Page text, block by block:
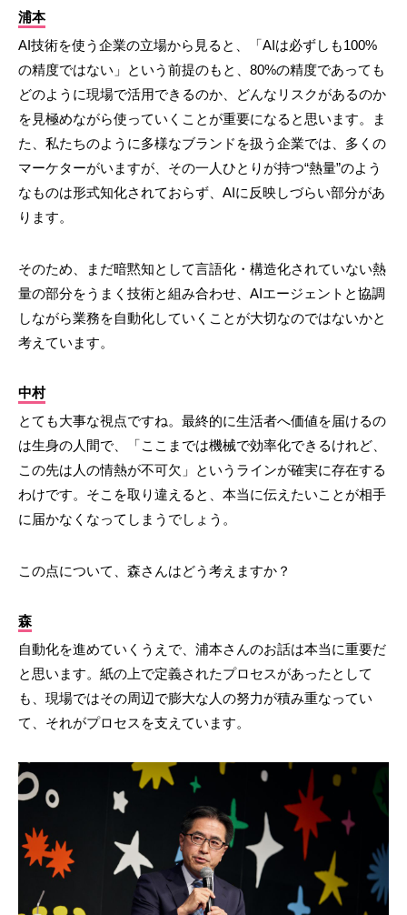
浦本
AI技術を使う企業の立場から見ると、「AIは必ずしも100%
の精度ではない」という前提のもと、80%の精度であっても
どのように現場で活用できるのか、どんなリスクがあるのか
を見極めながら使っていくことが重要になると思います。ま
た、私たちのように多様なブランドを扱う企業では、多くの
マーケターがいますが、その一人ひとりが持つ“熱量”のよう
なものは形式知化されておらず、AIに反映しづらい部分があ
ります。
そのため、まだ暗黙知として言語化・構造化されていない熱
量の部分をうまく技術と組み合わせ、AIエージェントと協調
しながら業務を自動化していくことが大切なのではないかと
考えています。
中村
とても大事な視点ですね。最終的に生活者へ価値を届けるの
は生身の人間で、「ここまでは機械で効率化できるけれど、
この先は人の情熱が不可欠」というラインが確実に存在する
わけです。そこを取り違えると、本当に伝えたいことが相手
に届かなくなってしまうでしょう。
この点について、森さんはどう考えますか？
森
自動化を進めていくうえで、浦本さんのお話は本当に重要だ
と思います。紙の上で定義されたプロセスがあったとして
も、現場ではその周辺で膨大な人の努力が積み重なってい
て、それがプロセスを支えています。